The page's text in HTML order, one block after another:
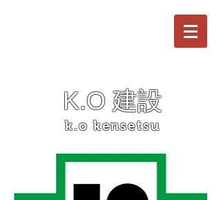
K.O 建設
k.o kensetsu